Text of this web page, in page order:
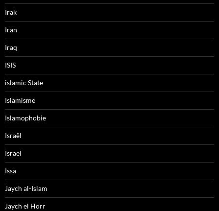
Irak
Iran
Iraq
ISIS
islamic State
Islamisme
Islamophobie
Israël
Israel
Issa
Jaych al-Islam
Jaych el Horr